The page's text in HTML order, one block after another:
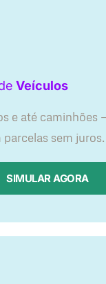
Veículos
e até caminhões
sem juros.
SIMULAR AGORA